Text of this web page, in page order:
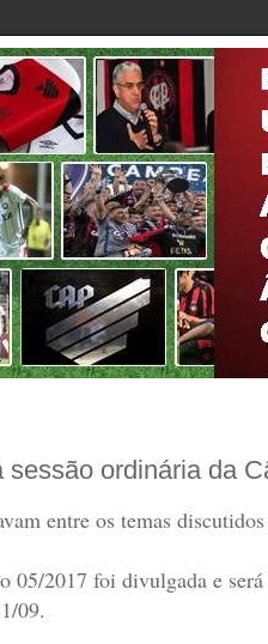
ordinária da
entre os temas
2017 foi divulgada e será
09.